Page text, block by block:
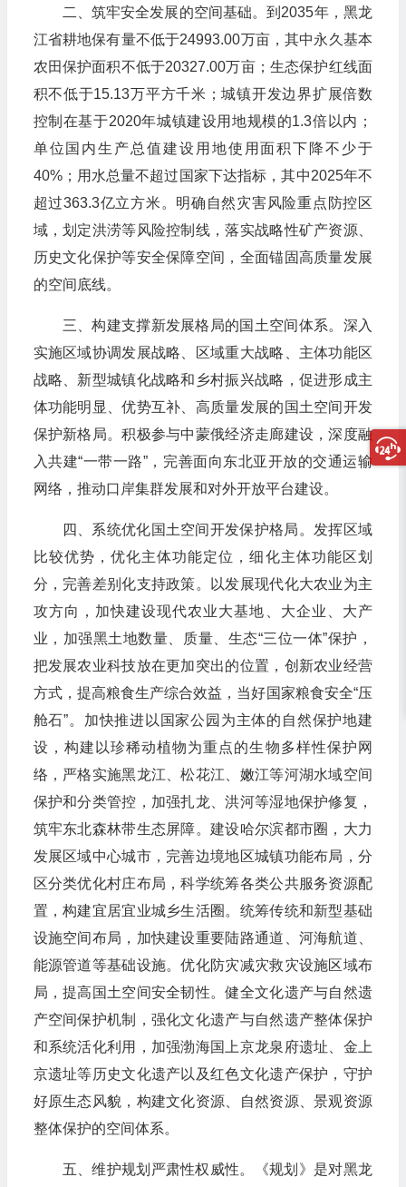
二、筑牢安全发展的空间基础。到2035年，黑龙
江省耕地保有量不低于24993.00万亩，其中永久基本
农田保护面积不低于20327.00万亩；生态保护红线面
积不低于15.13万平方千米；城镇开发边界扩展倍数
控制在基于2020年城镇建设用地规模的1.3倍以内；
单位国内生产总值建设用地使用面积下降不少于
40%；用水总量不超过国家下达指标，其中2025年不
超过363.3亿立方米。明确自然灾害风险重点防控区
域，划定洪涝等风险控制线，落实战略性矿产资源、
历史文化保护等安全保障空间，全面锚固高质量发展
的空间底线。
三、构建支撑新发展格局的国土空间体系。深入
实施区域协调发展战略、区域重大战略、主体功能区
战略、新型城镇化战略和乡村振兴战略，促进形成主
体功能明显、优势互补、高质量发展的国土空间开发
保护新格局。积极参与中蒙俄经济走廊建设，深度融
入共建“一带一路”，完善面向东北亚开放的交通运输
网络，推动口岸集群发展和对外开放平台建设。
四、系统优化国土空间开发保护格局。发挥区域
比较优势，优化主体功能定位，细化主体功能区划
分，完善差别化支持政策。以发展现代化大农业为主
攻方向，加快建设现代农业大基地、大企业、大产
业，加强黑土地数量、质量、生态“三位一体”保护，
把发展农业科技放在更加突出的位置，创新农业经营
方式，提高粮食生产综合效益，当好国家粮食安全“压
舱石”。加快推进以国家公园为主体的自然保护地建
设，构建以珍稀动植物为重点的生物多样性保护网
络，严格实施黑龙江、松花江、嫩江等河湖水域空间
保护和分类管控，加强扎龙、洪河等湿地保护修复，
筑牢东北森林带生态屏障。建设哈尔滨都市圈，大力
发展区域中心城市，完善边境地区城镇功能布局，分
区分类优化村庄布局，科学统筹各类公共服务资源配
置，构建宜居宜业城乡生活圈。统筹传统和新型基础
设施空间布局，加快建设重要陆路通道、河海航道、
能源管道等基础设施。优化防灾减灾救灾设施区域布
局，提高国土空间安全韧性。健全文化遗产与自然遗
产空间保护机制，强化文化遗产与自然遗产整体保护
和系统活化利用，加强渤海国上京龙泉府遗址、金上
京遗址等历史文化遗产以及红色文化遗产保护，守护
好原生态风貌，构建文化资源、自然资源、景观资源
整体保护的空间体系。
五、维护规划严肃性权威性。《规划》是对黑龙